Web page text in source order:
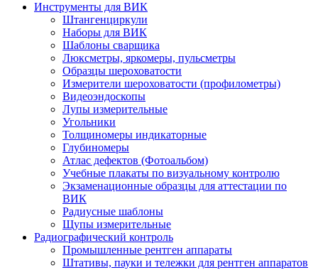
Инструменты для ВИК
Штангенциркули
Наборы для ВИК
Шаблоны сварщика
Люксметры, яркомеры, пульсметры
Образцы шероховатости
Измерители шероховатости (профилометры)
Видеоэндоскопы
Лупы измерительные
Угольники
Толщиномеры индикаторные
Глубиномеры
Атлас дефектов (Фотоальбом)
Учебные плакаты по визуальному контролю
Экзаменационные образцы для аттестации по
ВИК
Радиусные шаблоны
Щупы измерительные
Радиографический контроль
Промышленные рентген аппараты
Штативы, пауки и тележки для рентген аппаратов